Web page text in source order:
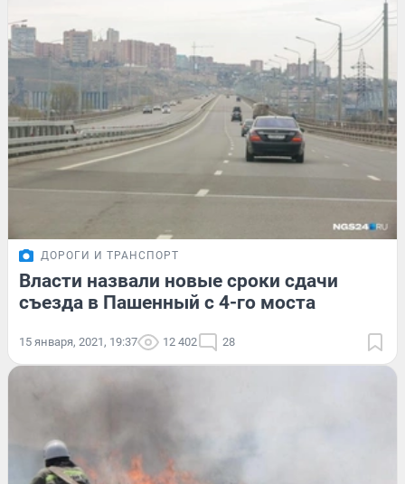
ДОРОГИ И ТРАНСПОРТ
Власти назвали новые сроки сдачи
съезда в Пашенный с 4-го моста
15 января, 2021, 19:37 12 402 28